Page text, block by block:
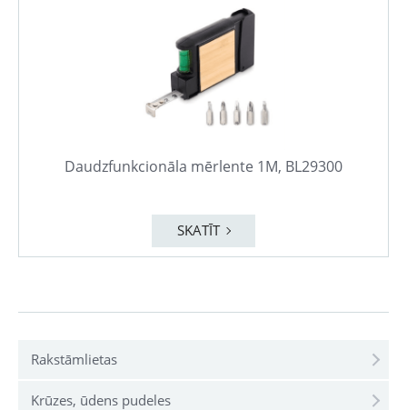
Rakstāmlietas
Krūzes, ūdens pudeles
Daudzfunkcionāla mērlente 1M, BL29300
SKATĪT